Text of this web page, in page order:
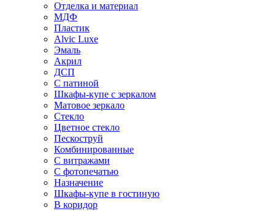
Отделка и материал
МДФ
Пластик
Alvic Luxe
Эмаль
Акрил
ДСП
С патиной
Шкафы-купе с зеркалом
Матовое зеркало
Стекло
Цветное стекло
Пескоструй
Комбинированные
С витражами
С фотопечатью
Назначение
Шкафы-купе в гостиную
В коридор